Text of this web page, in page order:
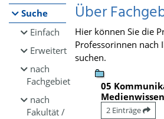
Suche
Einfach
Erweitert
nach
Fachgebiet
nach
Fakultät /
Über
Hier können Sie die
Professorinnen nach
suchen.
05
2 Einträge